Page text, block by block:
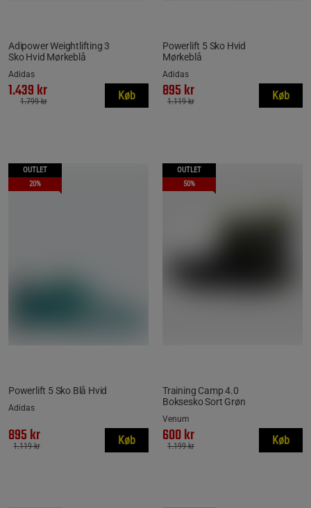
Adipower Weightlifting 3
Sko Hvid Mørkeblå
Adidas
1.439 kr
1.799 kr Køb
Powerlift 5 Sko Hvid
Mørkeblå
Adidas
895 kr
1.119 kr Køb
OUTLET
20%
Powerlift 5 Sko Blå Hvid
Adidas
895 kr
1.119 kr Køb
OUTLET
50%
Training Camp 4.0
Boksesko Sort Grøn
Venum
600 kr
1.199 kr Køb